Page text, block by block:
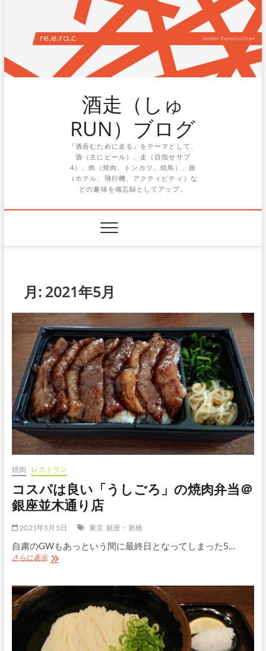
酒走（しゅ
RUN）ブログ
『酒呑むために走る』をテーマとして、
酒（主にビール）、走（目指せサブ
4）、肉（焼肉、トンカツ、焼鳥）、旅
（ホテル、飛行機、アクティビティ）な
どの趣味を備忘録としてアップ。
月: 2021年5月
焼肉 レストラン
コスパは良い「うしごろ」の焼肉弁当＠
銀座並木通り店
2021年5月5日 東京 銀座・新橋
自粛のGWもあっという間に最終日となってしまった5…
さらに表示コ
は
「う
し
ご